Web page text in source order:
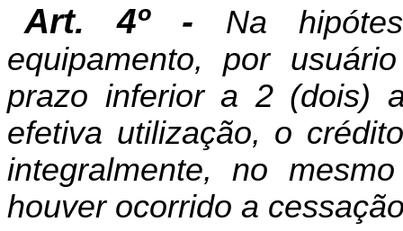
Art. 4º - Na
equipamento, por
prazo inferior a 2 (dois)
efetiva utilização, o
integralmente, no
houver ocorrido a